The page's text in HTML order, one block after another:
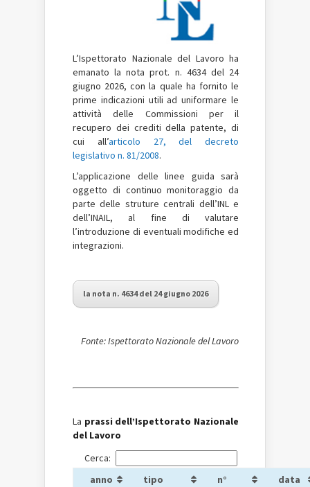
L’Ispettorato Nazionale del Lavoro ha
emanato la nota prot. n. 4634 del 24
giugno 2026, con la quale ha fornito le
prime indicazioni utili ad uniformare le
attività delle Commissioni per il
recupero dei crediti della patente, di
cui all’articolo 27, del decreto
legislativo n. 81/2008.
L’applicazione delle linee guida sarà
oggetto di continuo monitoraggio da
parte delle struture centrali dell’INL e
dell’INAIL, al fine di valutare
l’introduzione di eventuali modifiche ed
integrazioni.
la nota n. 4634 del 24 giugno 2026
Fonte: Ispettorato Nazionale del Lavoro
La prassi dell’Ispettorato Nazionale
del Lavoro
Cerca:
anno
tipo n° data